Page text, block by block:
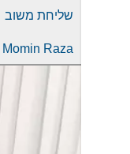
שליחת משוב
Momin Raza